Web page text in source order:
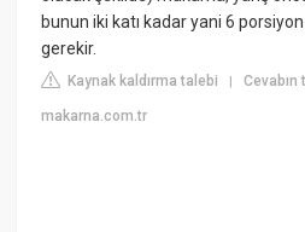
bunun iki katı kadar yani 6
gerekir.
Kaynak kaldırma talebi |Cevabın
makarna.com.tr